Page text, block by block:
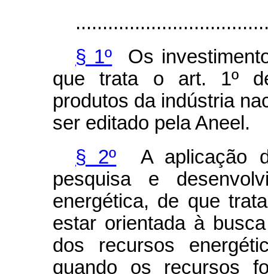
§ 1º Os
que trata o art. 1º
produtos da indústria
ser editado pela Aneel.
§ 2º A aplicação
pesquisa e
energética, de que
estar orientada à
dos recursos
quando os recursos